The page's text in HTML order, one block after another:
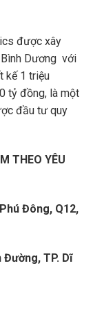
được xây
Bình Dương với
kế 1 triệu
tỷ đồng, là một
đầu tư quy
THEO YÊU
Đông, Q12,
Đường, TP. Dĩ